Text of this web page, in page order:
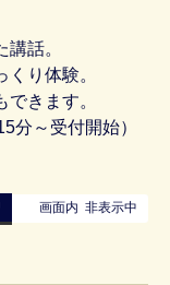
話。
り体験。
きます。
分～受付開始）
画面内 非表示中